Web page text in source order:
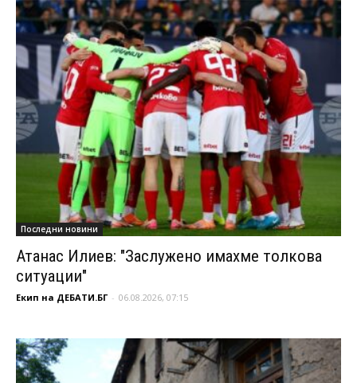
Последни новини
Атанас Илиев: "Заслужено имахме толкова
ситуации"
Екип на ДЕБАТИ.БГ - 06.08.2026, 07:15